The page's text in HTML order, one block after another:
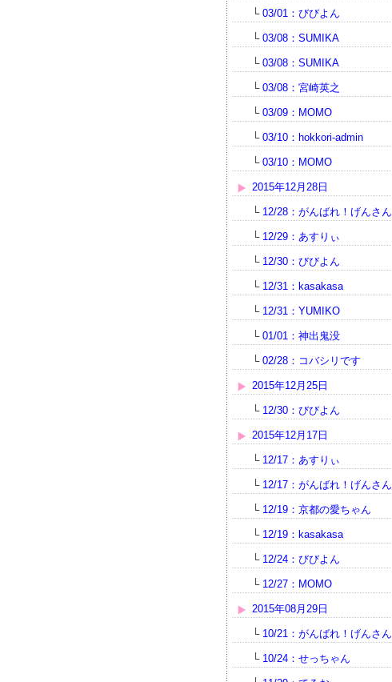
└ 03/01：びびよん
└ 03/08：SUMIKA
└ 03/08：SUMIKA
└ 03/08：宮崎英之
└ 03/09：MOMO
└ 03/10：hokkori-admin
└ 03/10：MOMO
2015年12月28日
└ 12/28：がんばれ！げんさん
└ 12/29：あすりぃ
└ 12/30：びびよん
└ 12/31：kasakasa
└ 12/31：YUMIKO
└ 01/01：神出鬼没
└ 02/28：コバシリです
2015年12月25日
└ 12/30：びびよん
2015年12月17日
└ 12/17：あすりぃ
└ 12/17：がんばれ！げんさん
└ 12/19：京都の愛ちゃん
└ 12/19：kasakasa
└ 12/24：びびよん
└ 12/27：MOMO
2015年08月29日
└ 10/21：がんばれ！げんさん
└ 10/24：せっちゃん